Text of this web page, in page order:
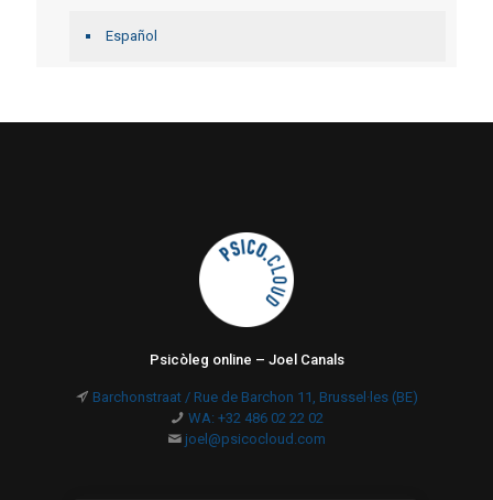
Español
Psicòleg online – Joel Canals
Barchonstraat / Rue de Barchon 11, Brussel·les (BE)
WA: +32 486 02 22 02
joel@psicocloud.com